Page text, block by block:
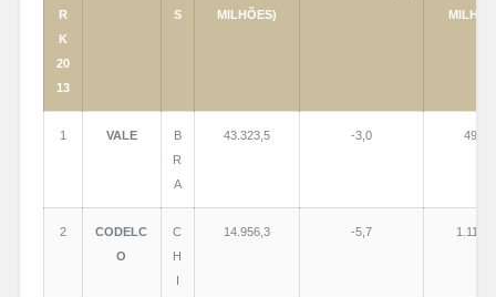
R
K
20
13
S
MILHÕES)
1 VALE
B
R
A
43.323,5 -3,0 49,1
2
CODELC
O
C
H
14.956,3 -5,7 1.114,6